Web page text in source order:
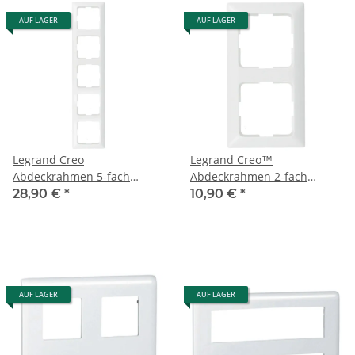
AUF LAGER
Legrand Creo
Abdeckrahmen 5-fach
776205
28,90 € *
AUF LAGER
Legrand Creo™
Abdeckrahmen 2-fach
776202
10,90 € *
AUF LAGER AUF LAGER